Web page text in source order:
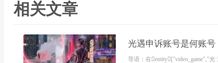
相关文章
光遇申诉账号是何账号
导语：在entity["video_game","光